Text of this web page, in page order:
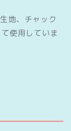
地、チャック
使用していま